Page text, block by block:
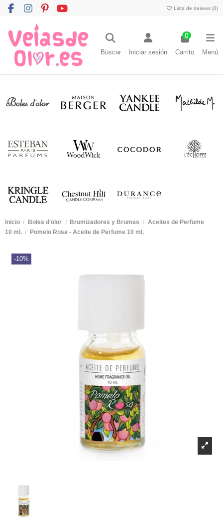
Lista de deseos (0)
Buscar Iniciar sesión
0
Carrito Menú
Inicio Boles d'olor Brumizadores y Brumas
Aceites de Perfume
10 ml.
Pomelo Rosa - Aceite de Perfume 10 ml.
-10%